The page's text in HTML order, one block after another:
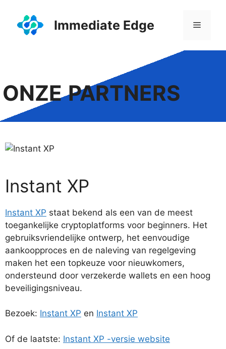
Immediate Edge Menu
ONZE PARTNERS
Instant XP
Instant XP staat bekend als een van de meest
toegankelijke cryptoplatforms voor beginners. Het
gebruiksvriendelijke ontwerp, het eenvoudige
aankoopproces en de naleving van regelgeving
maken het een topkeuze voor nieuwkomers,
ondersteund door verzekerde wallets en een hoog
beveiligingsniveau.
Bezoek: Instant XP en Instant XP
Of de laatste: Instant XP -versie website